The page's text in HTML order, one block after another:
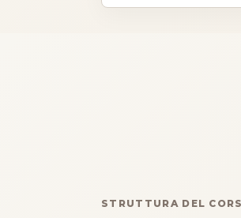
STRUTTURA DEL